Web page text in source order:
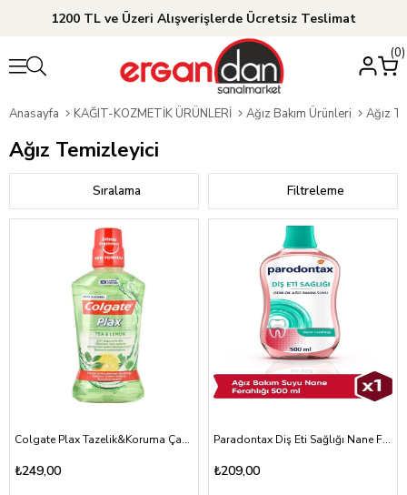
1200 TL ve Üzeri Alışverişlerde Ücretsiz Teslimat
0
Anasayfa KAĞIT-KOZMETİK ÜRÜNLERİ Ağız Bakım Ürünleri Ağız
Ağız Temizleyici
Filtreleme
Sıralama
Colgate Plax Tazelik&Koruma Çay Limon Ağız Bakım Suyu 500ml
₺249,00
Paradontax Diş Eti Sağlığı Nane Ferahlığı 500ml
₺209,00